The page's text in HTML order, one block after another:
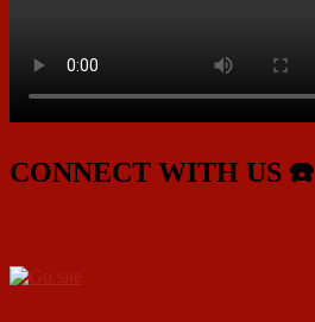
CONNECT WITH US ☎️